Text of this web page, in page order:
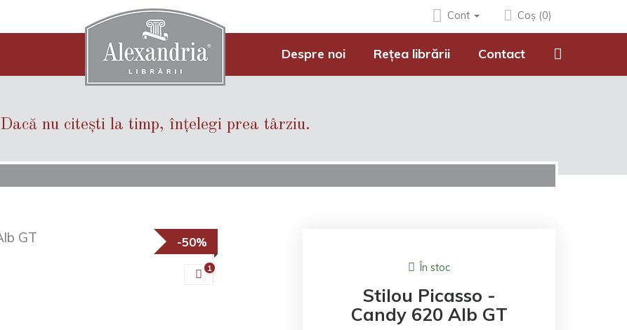
Cont Coș (0)
Despre noi Rețea librării Contact
Dacă nu citești la timp, înțelegi prea târziu.
1
-50%
În stoc
Stilou Picasso -
Candy 620 Alb GT